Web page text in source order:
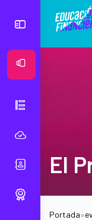
El
Portada»